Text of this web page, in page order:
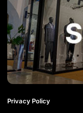
Privacy Policy